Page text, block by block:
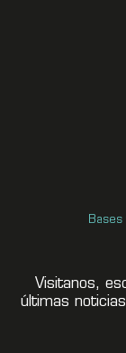
Visitanos,
últimas